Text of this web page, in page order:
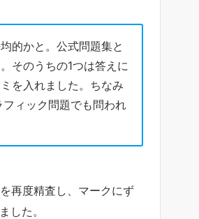
的かと。公式問題集と
そのうちの1つは答えに
を入れました。ちなみ
ィック問題でも問われ
再度精査し、マークにず
した。